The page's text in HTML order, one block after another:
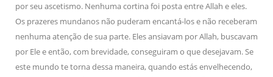
por seu ascetismo. Nenhuma cortina foi posta entre Allah e eles.
Os prazeres mundanos não puderam encantá-los e não receberam
nenhuma atenção de sua parte. Eles ansiavam por Allah, buscavam
por Ele e então, com brevidade, conseguiram o que desejavam. Se
este mundo te torna dessa maneira, quando estás envelhecendo,